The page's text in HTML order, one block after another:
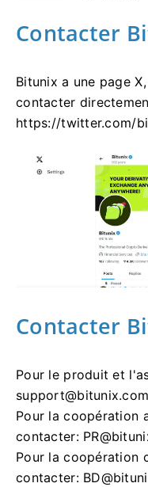
Contacter
Bitunix a une page
contacter
https://twitter.com/
Contacter
Pour le produit et
support@bitunix.com
Pour la coopération
contacter:
Pour la coopération
contacter: